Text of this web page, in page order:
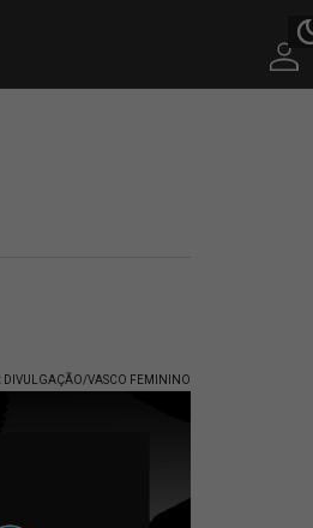
DIVULGAÇÃO/VASCO FEMININO